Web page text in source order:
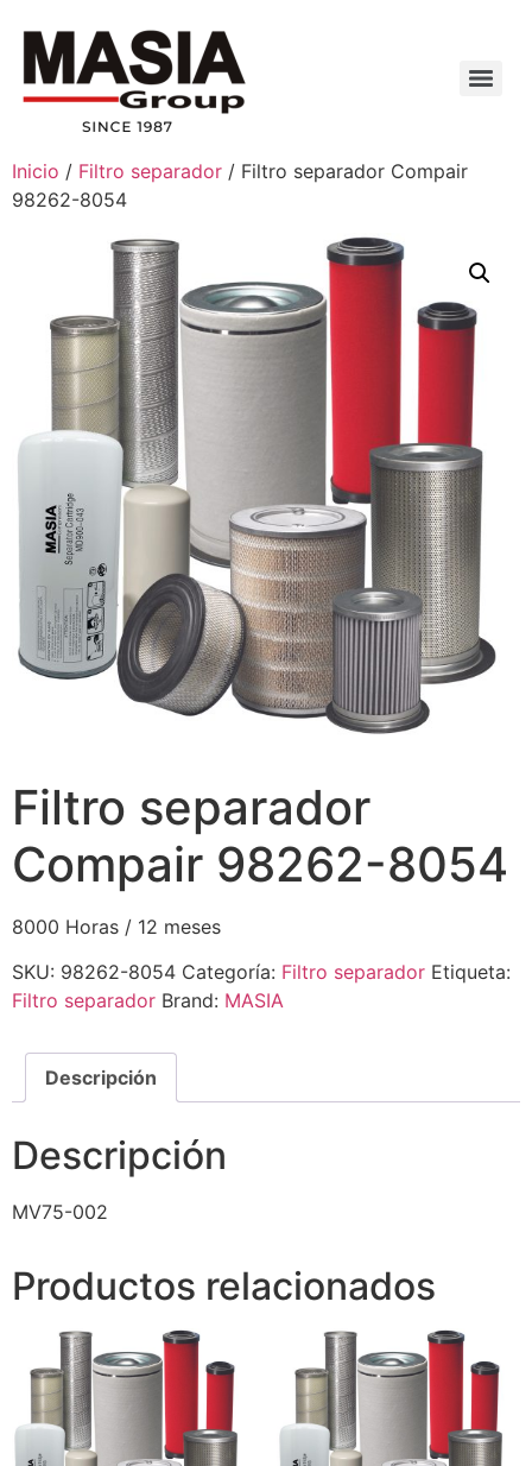
Inicio / Filtro separador / Filtro separador Compair
98262-8054
Filtro separador
Compair 98262-8054
8000 Horas / 12 meses
SKU: 98262-8054 Categoría: Filtro separador Etiqueta:
Filtro separador Brand: MASIA
Descripción
Descripción
MV75-002
Productos relacionados